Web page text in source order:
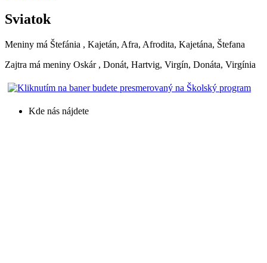
Sviatok
Meniny má Štefánia , Kajetán, Afra, Afrodita, Kajetána, Štefana
Zajtra má meniny Oskár , Donát, Hartvig, Virgín, Donáta, Virgínia
Kde nás nájdete